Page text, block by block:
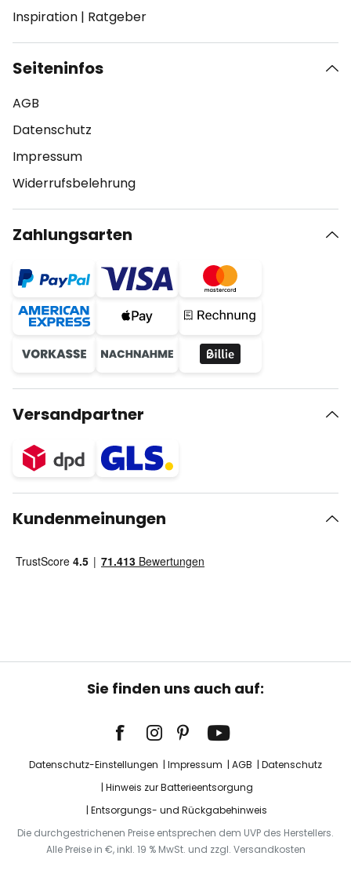
Inspiration | Ratgeber
Seiteninfos
AGB
Datenschutz
Impressum
Widerrufsbelehrung
Zahlungsarten
Versandpartner
Kundenmeinungen
Sie finden uns auch auf:
Datenschutz-Einstellungen Impressum AGB
Datenschutz
Hinweis zur Batterieentsorgung
Entsorgungs- und Rückgabehinweis
Die durchgestrichenen Preise entsprechen dem UVP des Herstellers.
Alle Preise in €, inkl. 19 % MwSt. und zzgl. Versandkosten